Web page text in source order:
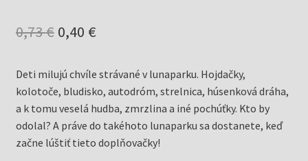
0,73€ Pôvodná
bola:
0,73 €.
0,40 €Aktuálna
je:
0,40 €.
Deti milujú chvíle strávané v lunaparku. Hojdačky,
kolotoče, bludisko, autodróm, strelnica, húsenková dráha,
a k tomu veselá hudba, zmrzlina a iné pochúťky. Kto by
odolal? A práve do takéhoto lunaparku sa dostanete, keď
začne lúštiť tieto doplňovačky!